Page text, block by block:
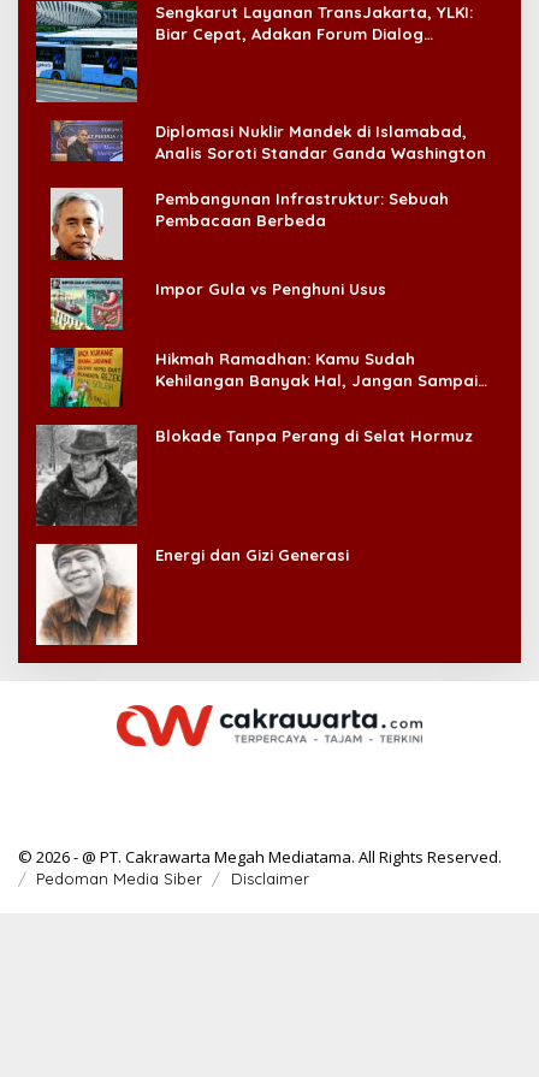
Sengkarut Layanan TransJakarta, YLKI:
Biar Cepat, Adakan Forum Dialog
Diplomasi Nuklir Mandek di Islamabad,
Analis Soroti Standar Ganda Washington
Pembangunan Infrastruktur: Sebuah
Pembacaan Berbeda
Impor Gula vs Penghuni Usus
Hikmah Ramadhan: Kamu Sudah
Kehilangan Banyak Hal, Jangan Sampai
Blokade Tanpa Perang di Selat Hormuz
Energi dan Gizi Generasi
© 2026 - @ PT. Cakrawarta Megah Mediatama. All Rights Reserved.
Pedoman Media Siber Disclaimer